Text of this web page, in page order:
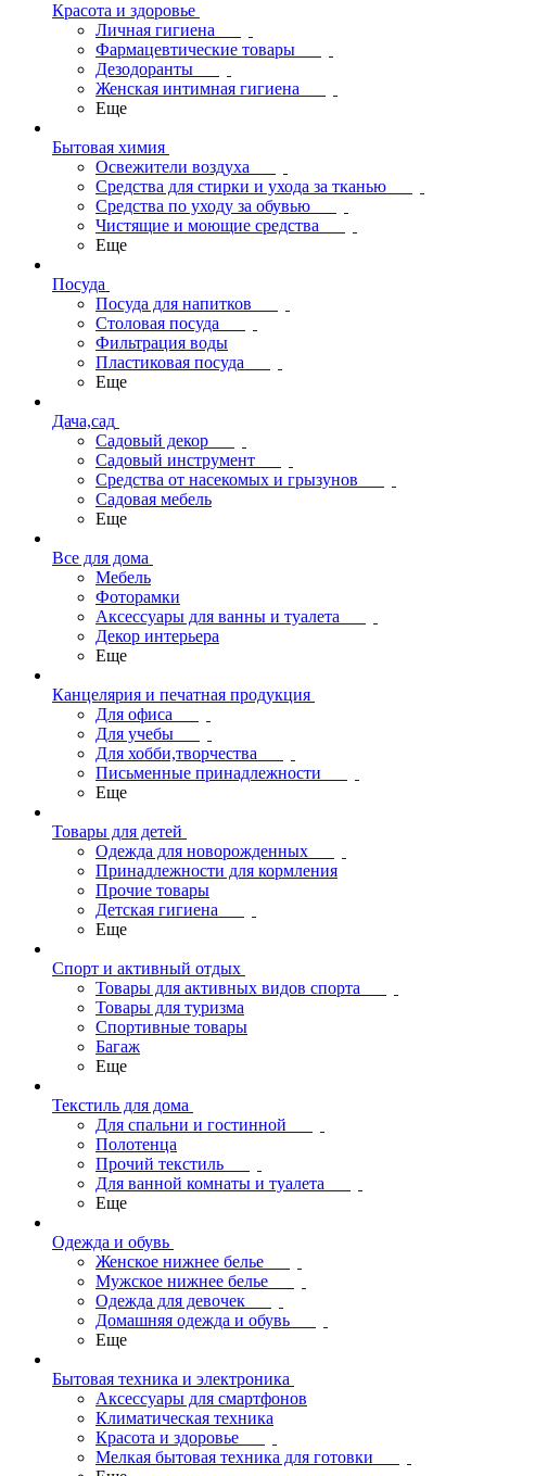
Красота и здоровье
Личная гигиена
Фармацевтические товары
Дезодоранты
Женская интимная гигиена
Еще
Бытовая химия
Освежители воздуха
Средства для стирки и ухода за тканью
Средства по уходу за обувью
Чистящие и моющие средства
Еще
Посуда
Посуда для напитков
Столовая посуда
Фильтрация воды
Пластиковая посуда
Еще
Дача,сад
Садовый декор
Садовый инструмент
Средства от насекомых и грызунов
Садовая мебель
Еще
Все для дома
Мебель
Фоторамки
Аксессуары для ванны и туалета
Декор интерьера
Еще
Канцелярия и печатная продукция
Для офиса
Для учебы
Для хобби,творчества
Письменные принадлежности
Еще
Товары для детей
Одежда для новорожденных
Принадлежности для кормления
Прочие товары
Детская гигиена
Еще
Спорт и активный отдых
Товары для активных видов спорта
Товары для туризма
Спортивные товары
Багаж
Еще
Текстиль для дома
Для спальни и гостинной
Полотенца
Прочий текстиль
Для ванной комнаты и туалета
Еще
Одежда и обувь
Женское нижнее белье
Мужское нижнее белье
Одежда для девочек
Домашняя одежда и обувь
Еще
Бытовая техника и электроника
Аксессуары для смартфонов
Климатическая техника
Красота и здоровье
Мелкая бытовая техника для готовки